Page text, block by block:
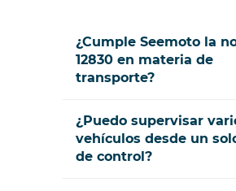
¿Cumple Seemoto la
12830 en materia de
transporte?
¿Puedo supervisar
vehículos desde un
de control?